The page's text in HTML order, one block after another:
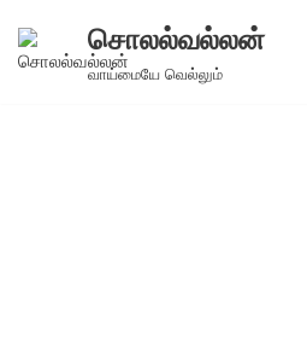
Skip
சொலல்வல்லன்
வாய்மையே வெல்லும்